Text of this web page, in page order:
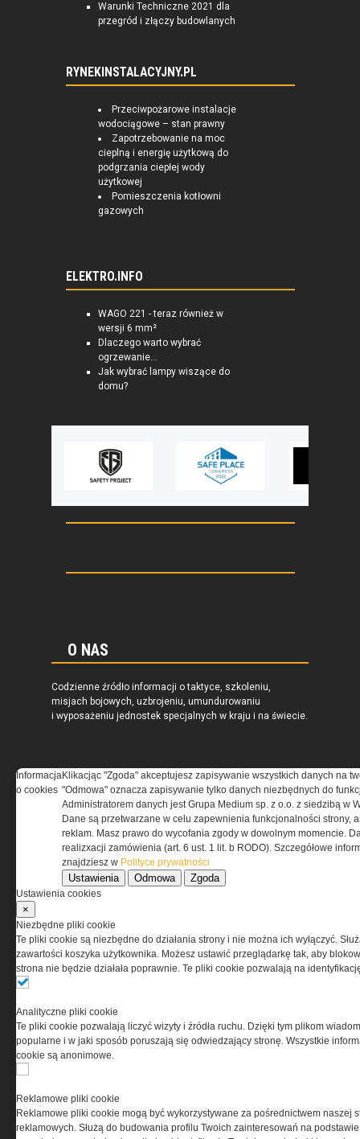
Warunki Techniczne 2021 dla
przegród i złączy budowlanych
RYNEKINSTALACYJNY.PL
Przeciwpożarowe instalacje
wodociągowe – stan prawny
Zapotrzebowanie na moc
cieplną i energię użytkową do
podgrzania ciepłej wody
użytkowej
Pomieszczenia kotłowni
gazowych
ELEKTRO.INFO
WAGO 221 - teraz również w
wersji 6 mm²
Dlaczego warto wybrać
ogrzewanie...
Jak wybrać lampy wiszące do
domu?
O NAS
Codzienne źródło informacji o taktyce, szkoleniu,
misjach bojowych, uzbrojeniu, umundurowaniu
i wyposażeniu jednostek specjalnych w kraju i na świecie.
REGULAMIN
Regulamin określa zasady korzystania z portalu
www.special-ops.pl
Korzystanie z portalu jest równoznaczne
przez Grupa MEDIUM Spółka z ograniczoną
odpowiedzialnością Spółka komandytowa, nr KRS:
0000537655, NIP 1132860378, REGON 146393437
(zwana dalej Grupa MEDIUM) w postaci Regulaminu.
Ta witryna wykorzystuje pliki cookies do przechowywania
informacji na Twoim komputerze. Pliki cookies stosujemy
Informacja
o cookies
Klikacjąc "Zgoda" akceptujesz zapisywanie wszystkich danych na
"Odmowa" oznacza zapisywanie tylko danych niezbędnych do
Administratorem danych jest Grupa Medium sp. z o.o. z siedzibą w
Dane są przetwarzane w celu zapewnienia funkcjonalności strony,
reklam. Masz prawo do wycofania zgody w dowolnym momencie.
realizxacji zamówienia (art. 6 ust. 1 lit. b RODO). Szczegółowe
znajdziesz w Polityce prywatności
Ustawienia Odmowa Zgoda
Ustawienia cookies
×
Niezbędne pliki cookie
Te pliki cookie są niezbędne do działania strony i nie można ich wyłączyć.
zawartości koszyka użytkownika. Możesz ustawić przeglądarkę tak, aby
strona nie będzie działała poprawnie. Te pliki cookie pozwalają na
Analityczne pliki cookie
Te pliki cookie pozwalają liczyć wizyty i źródła ruchu. Dzięki tym plikom
popularne i w jaki sposób poruszają się odwiedzający stronę. Wszystkie
cookie są anonimowe.
Reklamowe pliki cookie
Reklamowe pliki cookie mogą być wykorzystywane za pośrednictwem naszej
reklamowych. Służą do budowania profilu Twoich zainteresowań na